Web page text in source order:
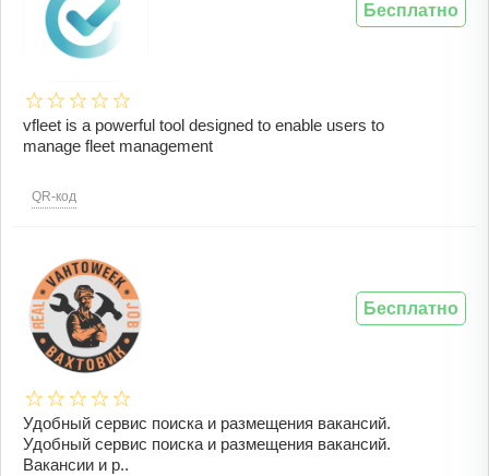
vfleet is a powerful tool designed to enable users to
manage fleet management
QR-код
Бесплатно
Удобный сервис поиска и размещения вакансий.
Удобный сервис поиска и размещения вакансий.
Вакансии и р..
Бесплатно